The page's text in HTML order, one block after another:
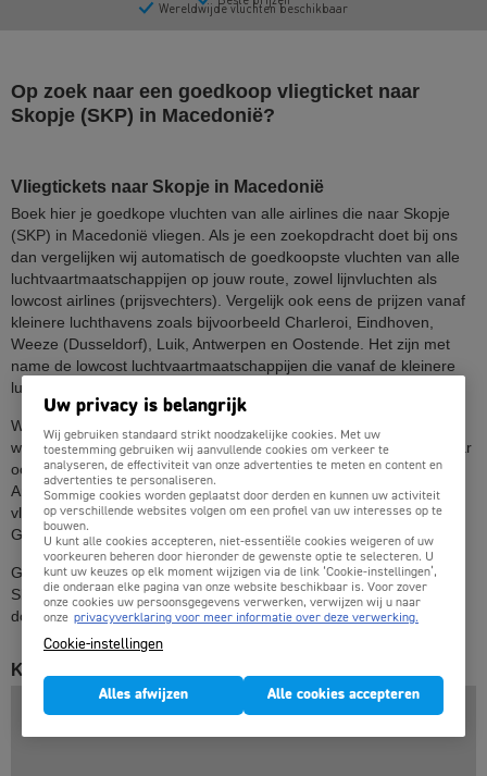
Op zoek naar een goedkoop vliegticket naar
Skopje (SKP) in Macedonië?
Vliegtickets naar Skopje in Macedonië
Boek hier je goedkope vluchten van alle airlines die naar Skopje
(SKP) in Macedonië vliegen. Als je een zoekopdracht doet bij ons
dan vergelijken wij automatisch de goedkoopste vluchten van alle
luchtvaartmaatschappijen op jouw route, zowel lijnvluchten als
lowcost airlines (prijsvechters). Vergelijk ook eens de prijzen vanaf
kleinere luchthavens zoals bijvoorbeeld Charleroi, Eindhoven,
Weeze (Dusseldorf), Luik, Antwerpen en Oostende. Het zijn met
name de lowcost luchtvaartmaatschappijen die vanaf de kleinere
luchthavens vliegen.
Wij verkopen vliegtickets vanaf- en naar alle luchthavens
wereldwijd. Niet alleen vanaf Brussel (Charleroi of Zaventem) maar
ook bijvoorbeeld van Amsterdam, Eindhoven, Maastricht,
Antwerpen, Luik, Oostende, Parijs, Düsseldorf etc etc. Alle
vliegtickets naar Skopje aan de allerlaagste prijs boek je op
Goedkopevliegtuigtickets.be.
Goedkopevliegtuigtickets.be: De beste vliegticket prijzen naar
Skopje, alle airlines, geen onverwachte toeslagen en lage
dossierkosten.
Kaart van Skopje in Macedonië
Uw privacy is belangrijk
Wij gebruiken standaard strikt noodzakelijke cookies. Met uw
toestemming gebruiken wij aanvullende cookies om verkeer te
analyseren, de effectiviteit van onze advertenties te meten en content en
advertenties te personaliseren.
Sommige cookies worden geplaatst door derden en kunnen uw activiteit
op verschillende websites volgen om een profiel van uw interesses op te
bouwen.
U kunt alle cookies accepteren, niet-essentiële cookies weigeren of uw
voorkeuren beheren door hieronder de gewenste optie te selecteren. U
kunt uw keuzes op elk moment wijzigen via de link ‘Cookie-instellingen’,
die onderaan elke pagina van onze website beschikbaar is. Voor zover
onze cookies uw persoonsgegevens verwerken, verwijzen wij u naar
onze privacyverklaring voor meer informatie over deze verwerking.
Cookie-instellingen
Alles afwijzen Alle cookies accepteren